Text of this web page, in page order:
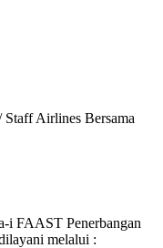
Airlines Bersama
i FAAST Penerbangan
melalui :